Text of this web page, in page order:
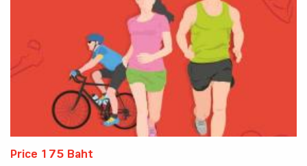
Price 175 Baht